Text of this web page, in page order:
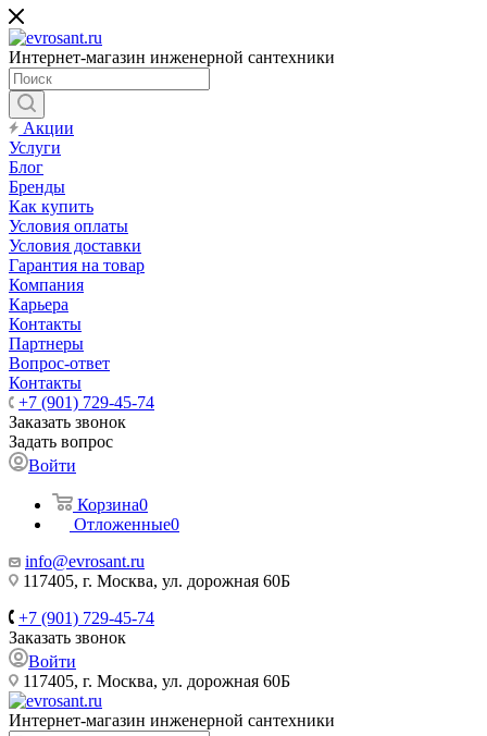
Интернет-магазин инженерной сантехники
Акции
Услуги
Блог
Бренды
Как купить
Условия оплаты
Условия доставки
Гарантия на товар
Компания
Карьера
Контакты
Партнеры
Вопрос-ответ
Контакты
+7 (901) 729-45-74
Заказать звонок
Задать вопрос
Войти
Корзина0
Отложенные0
info@evrosant.ru
117405, г. Москва, ул. дорожная 60Б
+7 (901) 729-45-74
Заказать звонок
Войти
117405, г. Москва, ул. дорожная 60Б
Интернет-магазин инженерной сантехники